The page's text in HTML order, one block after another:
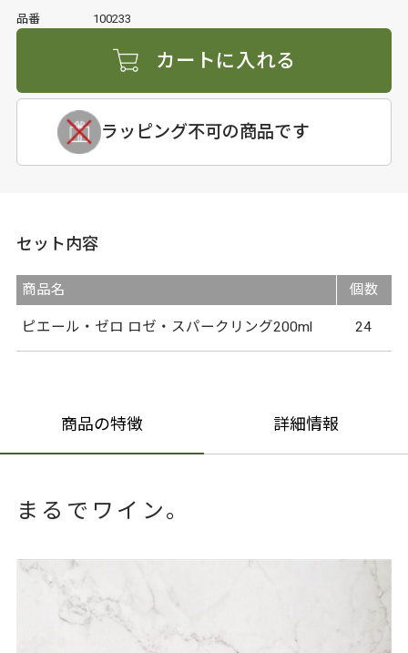
品番 100233
カートに入れる
ラッピング不可の商品です
セット内容
商品名
個数
ピエール・ゼロ ロゼ・スパークリング200ml
24
商品の特徴 詳細情報
まるでワイン。